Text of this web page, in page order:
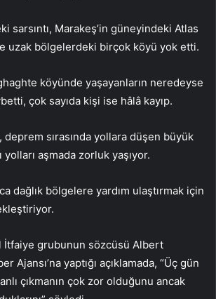
sarsıntı, Marakeş’in güneyindeki Atlas
uzak bölgelerdeki birçok köyü yok etti.
köyünde yaşayanların neredeyse
çok sayıda kişi ise hâlâ kayıp.
deprem sırasında yollara düşen büyük
yolları aşmada zorluk yaşıyor.
dağlık bölgelere yardım ulaştırmak için
İtfaiye grubunun sözcüsü Albert
Ajansı’na yaptığı açıklamada, “Üç gün
çıkmanın çok zor olduğunu ancak